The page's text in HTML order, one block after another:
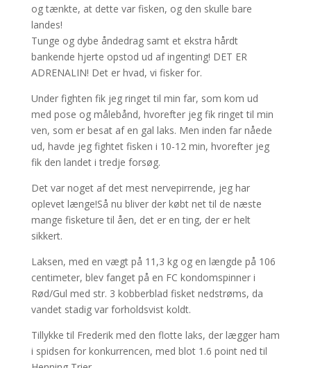
og tænkte, at dette var fisken, og den skulle bare
landes!
Tunge og dybe åndedrag samt et ekstra hårdt
bankende hjerte opstod ud af ingenting! DET ER
ADRENALIN! Det er hvad, vi fisker for.
Under fighten fik jeg ringet til min far, som kom ud
med pose og målebånd, hvorefter jeg fik ringet til min
ven, som er besat af en gal laks. Men inden far nåede
ud, havde jeg fightet fisken i 10-12 min, hvorefter jeg
fik den landet i tredje forsøg.
Det var noget af det mest nervepirrende, jeg har
oplevet længe!Så nu bliver der købt net til de næste
mange fisketure til åen, det er en ting, der er helt
sikkert.
Laksen, med en vægt på 11,3 kg og en længde på 106
centimeter, blev fanget på en FC kondomspinner i
Rød/Gul med str. 3 kobberblad fisket nedstrøms, da
vandet stadig var forholdsvist koldt.
Tillykke til Frederik med den flotte laks, der lægger ham
i spidsen for konkurrencen, med blot 1.6 point ned til